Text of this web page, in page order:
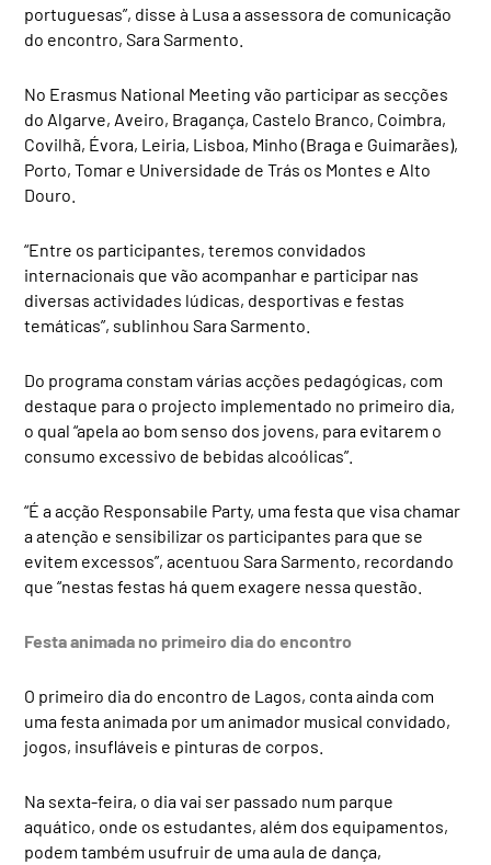
portuguesas”, disse à Lusa a assessora de comunicação
do encontro, Sara Sarmento.
No Erasmus National Meeting vão participar as secções
do Algarve, Aveiro, Bragança, Castelo Branco, Coimbra,
Covilhã, Évora, Leiria, Lisboa, Minho (Braga e Guimarães),
Porto, Tomar e Universidade de Trás os Montes e Alto
Douro.
“Entre os participantes, teremos convidados
internacionais que vão acompanhar e participar nas
diversas actividades lúdicas, desportivas e festas
temáticas”, sublinhou Sara Sarmento.
Do programa constam várias acções pedagógicas, com
destaque para o projecto implementado no primeiro dia,
o qual “apela ao bom senso dos jovens, para evitarem o
consumo excessivo de bebidas alcoólicas”.
“É a acção Responsabile Party, uma festa que visa chamar
a atenção e sensibilizar os participantes para que se
evitem excessos”, acentuou Sara Sarmento, recordando
que “nestas festas há quem exagere nessa questão.
Festa animada no primeiro dia do encontro
O primeiro dia do encontro de Lagos, conta ainda com
uma festa animada por um animador musical convidado,
jogos, insufláveis e pinturas de corpos.
Na sexta-feira, o dia vai ser passado num parque
aquático, onde os estudantes, além dos equipamentos,
podem também usufruir de uma aula de dança,